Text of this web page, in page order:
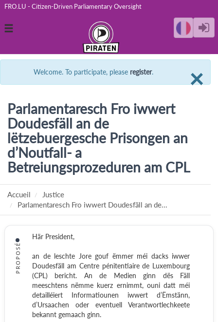
FRO.LU - Citizen-Driven Parliamentary Oversight
Toggle
×
Welcome. To participate, please register.
Parlamentaresch Fro iwwert
Doudesfäll an de
lëtzebuergesche Prisongen an
d’Noutfall- a
Betreiungsprozeduren am CPL
Accueil
Justice
Parlamentaresch Fro iwwert Doudesfäll an de...
PROPOSÉ
Här President,
an de leschte Jore gouf ëmmer méi dacks iwwer
Doudesfäll am Centre pénitentiaire de Luxembourg
(CPL) bericht. An de Medien ginn dës Fäll
meeschtens nëmme kuerz ernimmt, ouni datt méi
detailléiert Informatiounen iwwert d’Ëmstänn,
d’Ursaachen oder eventuell Verantwortlechkeete
bekannt gemaach ginn.